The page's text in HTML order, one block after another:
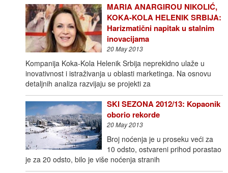
MARIA ANARGIROU NIKOLIĆ,
KOKA-KOLA HELENIK SRBIJA:
Harizmatični napitak u stalnim
inovacijama
20 May 2013
Kompanija Koka-Kola Helenik Srbija neprekidno ulaže u
inovativnost i istraživanja u oblasti marketinga. Na osnovu
detaljnih analiza razvijaju se projekti za
SKI SEZONA 2012/13: Kopaonik
oborio rekorde
20 May 2013
Broj noćenja je u proseku veći za
10 odsto, ostvareni prihod porastao
je za 20 odsto, bilo je više noćenja stranih